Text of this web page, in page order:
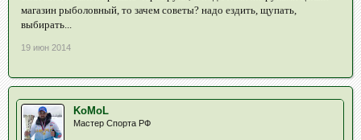
магазин рыболовный, то зачем советы? надо ездить, щупать,
выбирать...
19 июн 2014
KoMoL
Мастер Спорта РФ